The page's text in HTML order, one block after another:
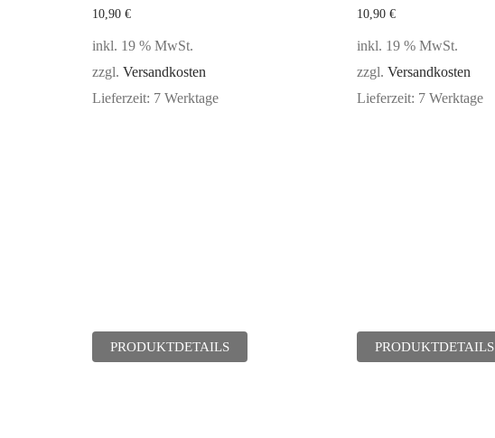
10,90 €
inkl. 19 % MwSt.
zzgl. Versandkosten
Lieferzeit: 7 Werktage
PRODUKTDETAILS
10,90 €
inkl. 19 % MwSt.
zzgl. Versandkosten
Lieferzeit: 7 Werktage
PRODUKTDETAILS